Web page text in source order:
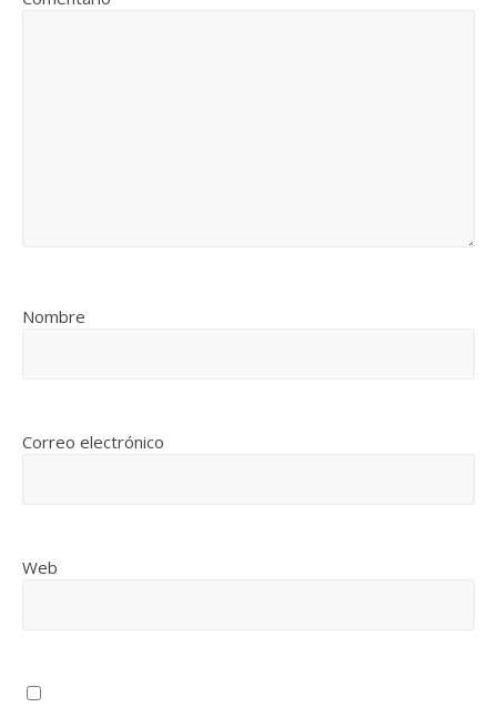
Nombre
Correo electrónico
Web